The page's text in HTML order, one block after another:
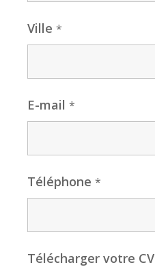
Ville *
E-mail *
Téléphone *
Télécharger votre CV